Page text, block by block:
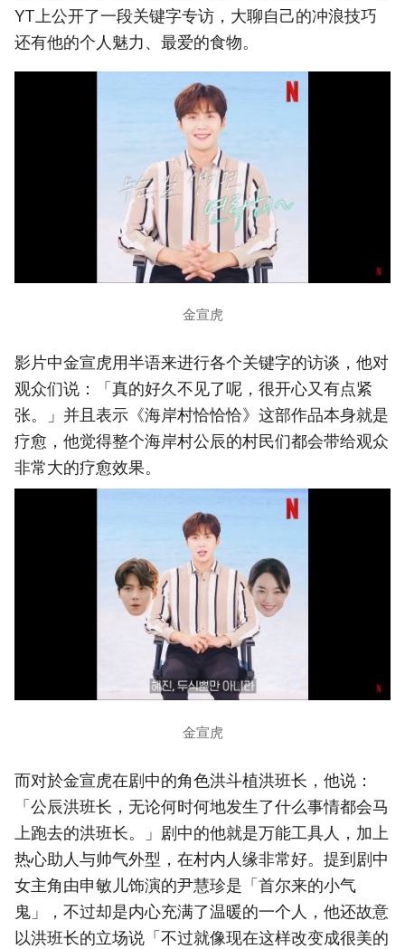
YT上公开了一段关键字专访，大聊自己的冲浪技巧
还有他的个人魅力、最爱的食物。
金宣虎
影片中金宣虎用半语来进行各个关键字的访谈，他对
观众们说：「真的好久不见了呢，很开心又有点紧
张。」并且表示《海岸村恰恰恰》这部作品本身就是
疗愈，他觉得整个海岸村公辰的村民们都会带给观众
非常大的疗愈效果。
金宣虎
而对於金宣虎在剧中的角色洪斗植洪班长，他说：
「公辰洪班长，无论何时何地发生了什么事情都会马
上跑去的洪班长。」剧中的他就是万能工具人，加上
热心助人与帅气外型，在村内人缘非常好。提到剧中
女主角由申敏儿饰演的尹慧珍是「首尔来的小气
鬼」，不过却是内心充满了温暖的一个人，他还故意
以洪班长的立场说「不过就像现在这样改变成很美的